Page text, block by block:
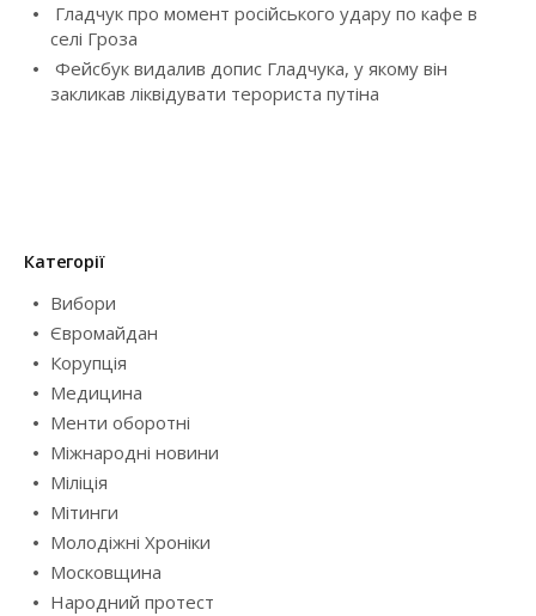
n
Гладчук про момент російського удару по кафе в
селі Гроза
Фейсбук видалив допис Гладчука, у якому він
закликав ліквідувати терориста путіна
Категорії
Вибори
Євромайдан
Корупція
Медицина
Менти оборотні
Міжнародні новини
Міліція
Мітинги
Молодіжні Хроніки
Московщина
Народний протест